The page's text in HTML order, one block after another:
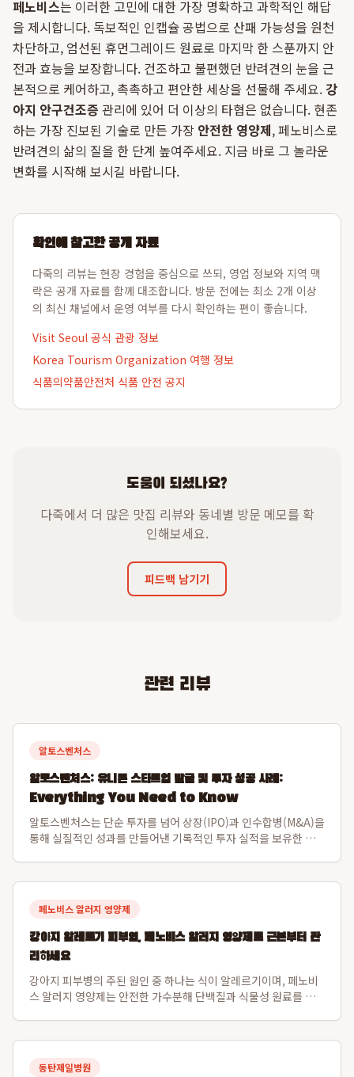
페노비스는 이러한 고민에 대한 가장 명확하고 과학적인 해답
을 제시합니다. 독보적인 인캡슐 공법으로 산패 가능성을 원천
차단하고, 엄선된 휴먼그레이드 원료로 마지막 한 스푼까지 안
전과 효능을 보장합니다. 건조하고 불편했던 반려견의 눈을 근
본적으로 케어하고, 촉촉하고 편안한 세상을 선물해 주세요.강
아지 안구건조증 관리에 있어 더 이상의 타협은 없습니다. 현존
하는 가장 진보된 기술로 만든 가장 안전한 영양제, 페노비스로
반려견의 삶의 질을 한 단계 높여주세요. 지금 바로 그 놀라운
변화를 시작해 보시길 바랍니다.
확인에 참고한 공개 자료
다죽의 리뷰는 현장 경험을 중심으로 쓰되, 영업 정보와 지역 맥
락은 공개 자료를 함께 대조합니다. 방문 전에는 최소 2개 이상
의 최신 채널에서 운영 여부를 다시 확인하는 편이 좋습니다.
Visit Seoul 공식 관광 정보
Korea Tourism Organization 여행 정보
식품의약품안전처 식품 안전 공지
도움이 되셨나요?
다죽에서 더 많은 맛집 리뷰와 동네별 방문 메모를 확
인해보세요.
피드백 남기기
관련 리뷰
알토스벤처스
알토스벤처스: 유니콘 스타트업 발굴 및 투자 성공 사례:
Everything You Need to Know
알토스벤처스는 단순 투자를 넘어 상장(IPO)과 인수합병(M&A)을
통해 실질적인 성과를 만들어낸 기록적인 투자 실적을 보유한 선
선도해왔습니다. 알토스벤처스...
페노비스 알러지 영양제
강아지 알레르기 피부염, 페노비스 알러지 영양제로 근본부터 관
리하세요
강아지 피부병의 주된 원인 중 하나는 식이 알레르기이며, 페노비
스 알러지 영양제는 안전한 가수분해 단백질과 식물성 원료를 사
과 직결된 강아지 피부면역 강화를...
동탄제일병원